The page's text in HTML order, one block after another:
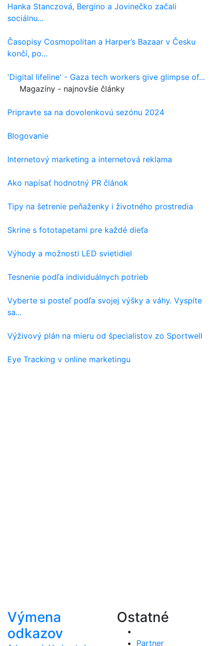
Hanka Stanczová, Bergino a Jovinečko začali
sociálnu...
Časopisy Cosmopolitan a Harper’s Bazaar v Česku
končí, po...
'Digital lifeline' - Gaza tech workers give glimpse of...
Magazíny - najnovšie články
Pripravte sa na dovolenkovú sezónu 2024
Blogovanie
Internetový marketing a internetová reklama
Ako napísať hodnotný PR článok
Tipy na šetrenie peňaženky i životného prostredia
Skrine s fototapetami pre každé dieťa
Výhody a možnosti LED svietidiel
Tesnenie podľa individuálnych potrieb
Vyberte si posteľ podľa svojej výšky a váhy. Vyspíte
sa...
Výživový plán na mieru od špecialistov zo Sportwell
Eye Tracking v online marketingu
Výmena
odkazov
Ostatné
Partner